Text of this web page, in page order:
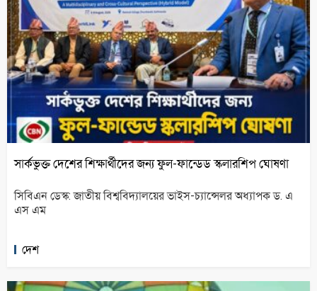
সার্কভুক্ত দেশের শিক্ষার্থীদের জন্য ফুল-ফান্ডেড স্কলারশিপ ঘোষণা
সিবিএন ডেস্ক: জাতীয় বিশ্ববিদ্যালয়ের ভাইস-চ্যান্সেলর অধ্যাপক ড. এ
এস এম
দেশ